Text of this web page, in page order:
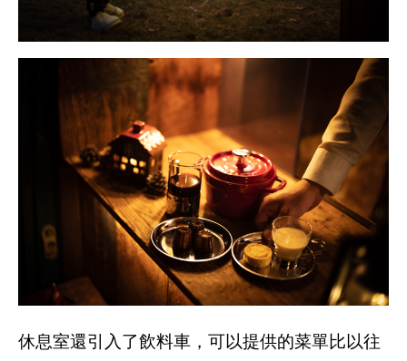
休息室還引入了飲料車，可以提供的菜單比以往